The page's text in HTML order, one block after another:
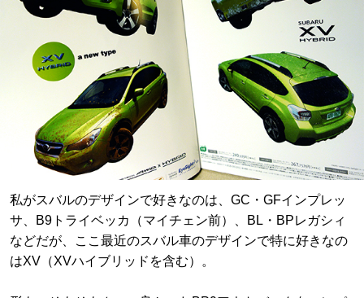
私がスバルのデザインで好きなのは、GC・GFインプレッ
サ、B9トライベッカ（マイチェン前）、BL・BPレガシィ
などだが、ここ最近のスバル車のデザインで特に好きなの
はXV（XVハイブリッドを含む）。